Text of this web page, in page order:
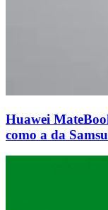
Huawei
como a da